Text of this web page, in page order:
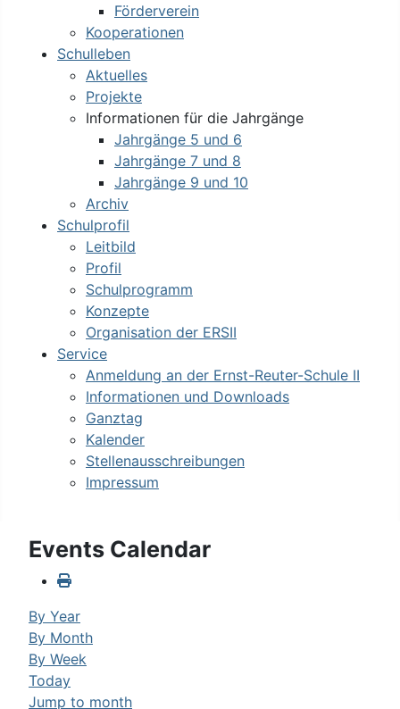
Förderverein
Kooperationen
Schulleben
Aktuelles
Projekte
Informationen für die Jahrgänge
Jahrgänge 5 und 6
Jahrgänge 7 und 8
Jahrgänge 9 und 10
Archiv
Schulprofil
Leitbild
Profil
Schulprogramm
Konzepte
Organisation der ERSII
Service
Anmeldung an der Ernst-Reuter-Schule II
Informationen und Downloads
Ganztag
Kalender
Stellenausschreibungen
Impressum
Events Calendar
By Year
By Month
By Week
Today
Jump to month